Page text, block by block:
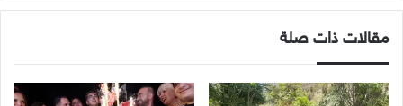
مقالات ذات صلة